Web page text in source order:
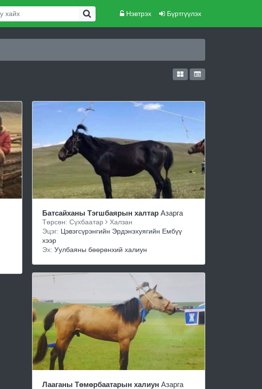
Нэвтрэх Бүртгүүлэх
Батсайханы Тэгшбаярын халтар Азарга
Төрсөн: Сүхбаатар
Халзан
Эцэг: Цэвэгсүрэнгийн Эрдэнэхуягийн Ембүү
хээр
Эх:Уулбаяны бөөрөнхий халиун
Лааганы Төмөрбаатарын халиун Азарга